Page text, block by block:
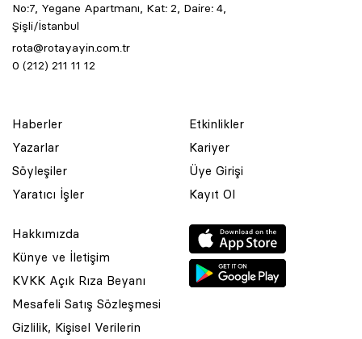
No:7, Yegane Apartmanı, Kat: 2, Daire: 4,
Şişli/İstanbul
rota@rotayayin.com.tr
0 (212) 211 11 12
Haberler
Yazarlar
Söyleşiler
Yaratıcı İşler
Etkinlikler
Kariyer
Üye Girişi
Kayıt Ol
Hakkımızda
Künye ve İletişim
KVKK Açık Rıza Beyanı
Mesafeli Satış Sözleşmesi
Gizlilik, Kişisel Verilerin